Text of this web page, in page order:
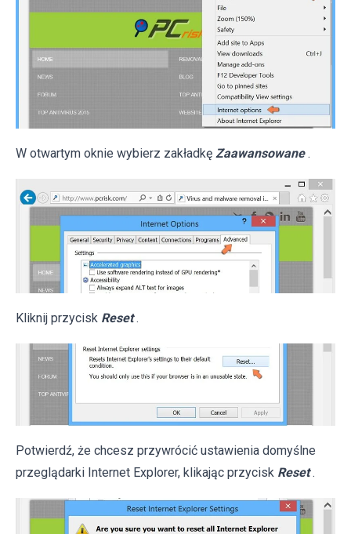
W otwartym oknie wybierz zakładkę Zaawansowane .
Kliknij przycisk Reset .
Potwierdź, że chcesz przywrócić ustawienia domyślne
przeglądarki Internet Explorer, klikając przycisk Reset .